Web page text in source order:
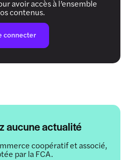
aucune actualité
coopératif et associé,
par la FCA.
avoir accès à l’ensemble
contenus.
connecter